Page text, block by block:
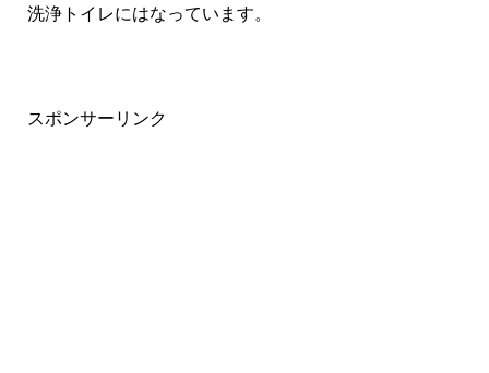
洗浄トイレにはなっています。
スポンサーリンク